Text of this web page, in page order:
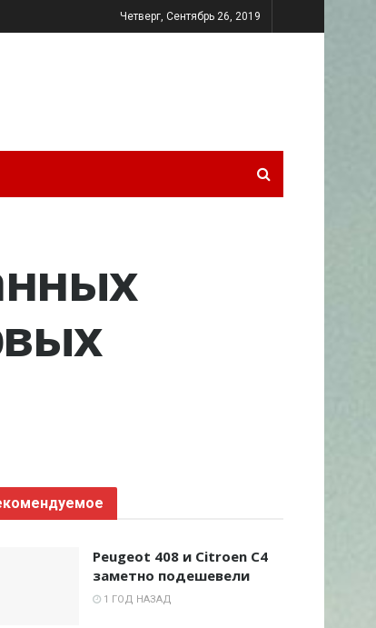
Четверг, Сентябрь 26, 2019
Peugeot 408 и Citroen C4
заметно подешевели
1 ГОД НАЗАД